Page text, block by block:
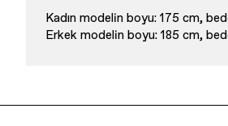
Kadın modelin boyu: 175 cm,
Erkek modelin boyu: 185 cm,